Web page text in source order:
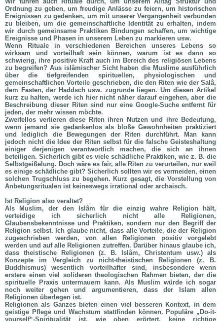
Ordnung zu geben, um freudige Anlässe zu feiern, um historischen
Ereignissen zu gedenken, um mit unserer Vergangenheit verbunden
zu bleiben, um die gemeinschaftliche Identität zu erhalten, indem
wir durch gemeinsame Praktiken Bindungen schaffen, um wichtige
Ereignisse und Phasen in unserem Leben zu markieren usw.
Wenn Rituale in verschiedenen Bereichen unseres Lebens so
wirksam und vorteilhaft sein können, warum ist es dann so
schwierig, ihre positive Kraft auch im Bereich des religiösen Lebens
zu begreifen? Aus islâmischer Sicht haben die Muslime ausführlich
über die tiefgreifenden spirituellen, physiologischen und
gemeinschaftlichen Vorteile geschrieben, die den Riten wie der Salâ,
dem Fasten, der Haddsch usw. zugrunde liegen. Um diesen Artikel
kurz zu halten, werde ich hier nicht näher darauf eingehen, aber die
Beschreibung dieser Riten sind nur eine Google-Suche entfernt für
jeden, der mehr wissen möchte.
Zweifellos verlieren diese Riten ihren Nutzen und ihre Bedeutung,
wenn jemand sie gedankenlos als bloße Gewohnheiten praktiziert
und lediglich die Bewegungen der Riten durchführt. Man kann
jedoch nicht die Idee der Riten selbst für die falsche Geisteshaltung
einiger derjenigen verantwortlich machen, die sich an ihnen
beteiligen. Sicherlich gibt es viele schädliche Praktiken, wie z. B. die
Selbstgeißelung. Doch wäre es fair, alle Riten zu verurteilen, nur weil
es einige schädliche gibt? Sicherlich sollten wir es vermeiden, einen
solchen Trugschluss zu begehen. Kurz gesagt, die Vorstellung von
Anbetungsritualen ist keineswegs irrational oder archaisch.
Ist Religion also veraltet?
Als Muslim, der den Islâm für die einzig wahre Religion hält,
verteidige ich sicherlich nicht alle Religionen,
Glaubensbekenntnisse und Praktiken, sondern nur den Begriff der
Religion selbst. Ich glaube nicht, dass alle Vorteile, die der Religion
zugeschrieben werden, von allen Religionen positiv vorgelebt
werden und auf alle Religionen zutreffen. Darüber hinaus glaube ich,
dass theistische Religionen (z. B. Islâm, Christentum usw.) als
Konzepte im Vergleich zu nicht-theistischen Religionen (z. B.
Buddhismus) wesentlich vorteilhafter sind, insbesondere wenn
erstere einen viel solideren theologischen Rahmen bieten, der die
spirituelle Praxis untermauern kann. Als Muslim würde ich sogar
noch weiter gehen und argumentieren, dass der Islam allen
Religionen überlegen ist.
Religionen als Ganzes bieten einen viel besseren Kontext, in dem
geistige Pflege und Wachstum stattfinden können. Populäre „Do-it-
yourself“-Spiritualität ist, wie oben erörtert, keine richtige